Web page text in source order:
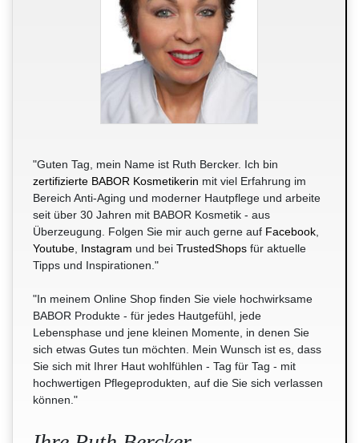
"Guten Tag, mein Name ist Ruth Bercker. Ich bin
zertifizierte BABOR Kosmetikerin mit viel Erfahrung im
Bereich Anti-Aging und moderner Hautpflege und arbeite
seit über 30 Jahren mit BABOR Kosmetik - aus
Überzeugung. Folgen Sie mir auch gerne auf Facebook
Youtube Instagram und bei TrustedShops für aktuelle
Tipps und Inspirationen."
"In meinem Online Shop finden Sie viele hochwirksame
BABOR Produkte - für jedes Hautgefühl, jede
Lebensphase und jene kleinen Momente, in denen Sie
sich etwas Gutes tun möchten. Mein Wunsch ist es, dass
Sie sich mit Ihrer Haut wohlfühlen - Tag für Tag - mit
hochwertigen Pflegeprodukten, auf die Sie sich verlassen
können."